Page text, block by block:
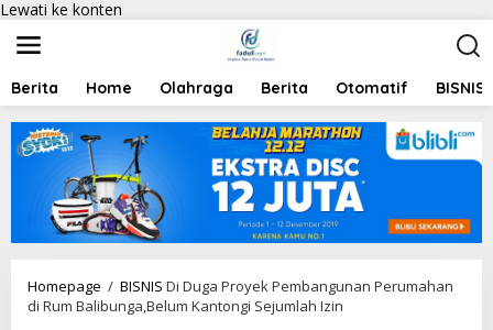
Lewati ke konten
Berita Home Olahraga Berita Otomatif BISNIS
Homepage / BISNIS Di Duga Proyek Pembangunan Perumahan
di Rum Balibunga,Belum Kantongi Sejumlah Izin